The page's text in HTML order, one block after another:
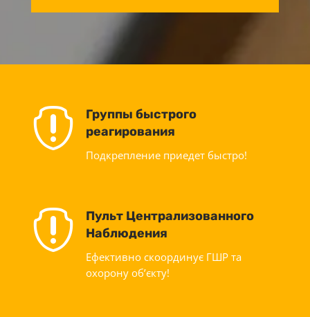

Группы быстрого
реагирования
Подкрепление приедет быстро!

Пульт Централизованного
Наблюдения
Ефективно скоординує ГШР та
охорону об’єкту!